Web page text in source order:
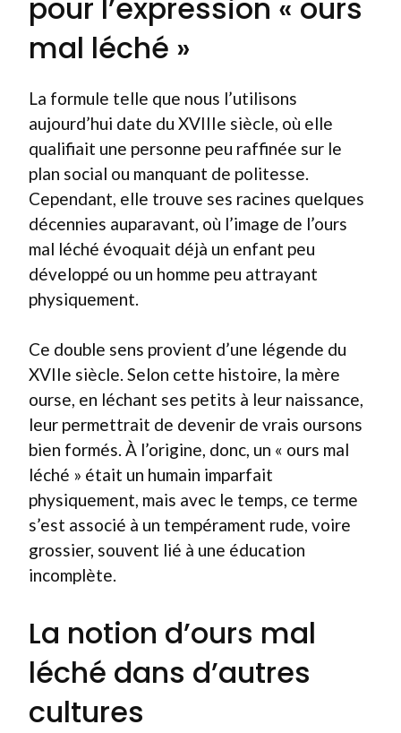
pour l’expression « ours
mal léché »
La formule telle que nous l’utilisons
aujourd’hui date du XVIIIe siècle, où elle
qualifiait une personne peu raffinée sur le
plan social ou manquant de politesse.
Cependant, elle trouve ses racines quelques
décennies auparavant, où l’image de l’ours
mal léché évoquait déjà un enfant peu
développé ou un homme peu attrayant
physiquement.
Ce double sens provient d’une légende du
XVIIe siècle. Selon cette histoire, la mère
ourse, en léchant ses petits à leur naissance,
leur permettrait de devenir de vrais oursons
bien formés. À l’origine, donc, un « ours mal
léché » était un humain imparfait
physiquement, mais avec le temps, ce terme
s’est associé à un tempérament rude, voire
grossier, souvent lié à une éducation
incomplète.
La notion d’ours mal
léché dans d’autres
cultures